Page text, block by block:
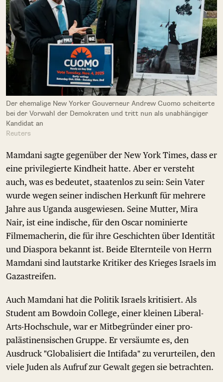
Der ehemalige New Yorker Gouverneur Andrew Cuomo scheiterte
bei der Vorwahl der Demokraten und tritt nun als unabhängiger
Kandidat an
Reuters
Mamdani sagte gegenüber der New York Times, dass er
eine privilegierte Kindheit hatte. Aber er versteht
auch, was es bedeutet, staatenlos zu sein: Sein Vater
wurde wegen seiner indischen Herkunft für mehrere
Jahre aus Uganda ausgewiesen. Seine Mutter, Mira
Nair, ist eine indische, für den Oscar nominierte
Filmemacherin, die für ihre Geschichten über Identität
und Diaspora bekannt ist. Beide Elternteile von Herrn
Mamdani sind lautstarke Kritiker des Krieges Israels im
Gazastreifen.
Auch Mamdani hat die Politik Israels kritisiert. Als
Student am Bowdoin College, einer kleinen Liberal-
Arts-Hochschule, war er Mitbegründer einer pro-
palästinensischen Gruppe. Er versäumte es, den
Ausdruck "Globalisiert die Intifada" zu verurteilen, den
viele Juden als Aufruf zur Gewalt gegen sie betrachten.